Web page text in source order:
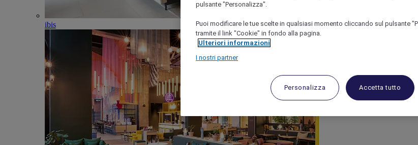
ibis
pulsante "Personalizza".
Puoi modificare le tue scelte in qualsiasi momento cliccando sul pulsante
tramite il link "Cookie" in fondo alla pagina.
Ulteriori informazioni
I nostri partner
Personalizza Accetta tutto